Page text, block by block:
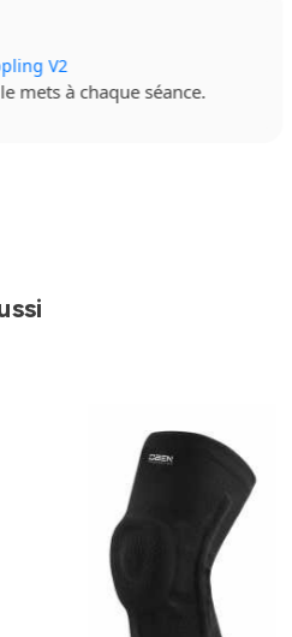
V2
à chaque séance.